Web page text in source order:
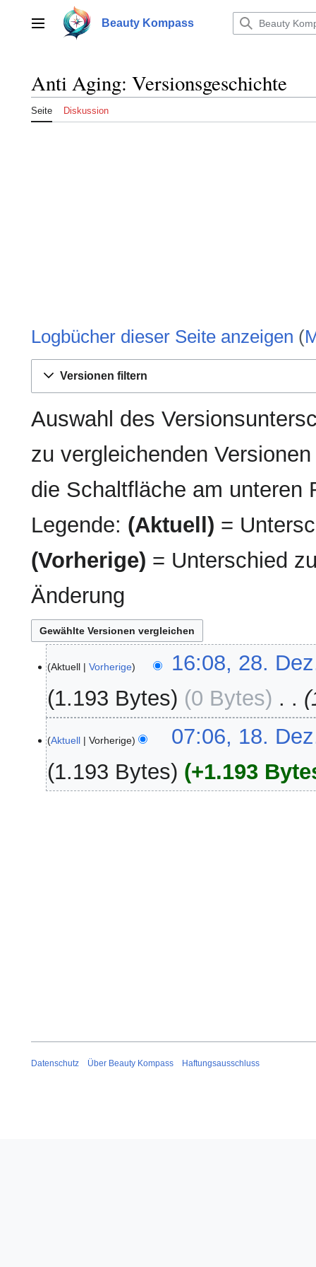
springenHauptmenü Beauty Kompass
Anti Aging: Versionsgeschichte
Seite Diskussion
Logbücher dieser Seite anzeigen (
Versionen filtern
Auswahl des
zu vergleichenden
die Schaltfläche am unteren
Legende: (Aktuell) =
(Vorherige) = Unterschied
Änderung
Dezember
2022
Aktuell Vorherige
16:08, 28.
1.193 Bytes
0 Bytes
Dezember
2007
Aktuell Vorherige
07:06, 18.
1.193 Bytes
+1.193
Datenschutz Über Beauty Kompass Haftungsausschluss